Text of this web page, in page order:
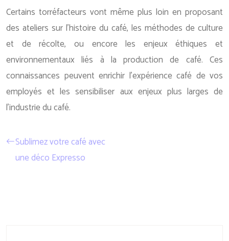
Certains torréfacteurs vont même plus loin en proposant
des ateliers sur l’histoire du café, les méthodes de culture
et de récolte, ou encore les enjeux éthiques et
environnementaux liés à la production de café. Ces
connaissances peuvent enrichir l’expérience café de vos
employés et les sensibiliser aux enjeux plus larges de
l’industrie du café.
Sublimez votre café avec
une déco Expresso